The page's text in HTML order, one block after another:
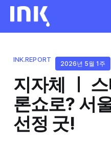
INK.REPORT
2026년 5월 1주
지자체 ㅣ
론쇼로? 서
선정 굿!